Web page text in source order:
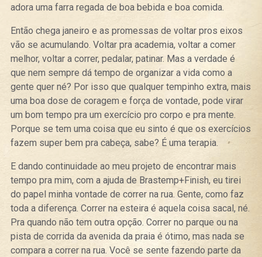
adora uma farra regada de boa bebida e boa comida.
Então chega janeiro e as promessas de voltar pros eixos
vão se acumulando. Voltar pra academia, voltar a comer
melhor, voltar a correr, pedalar, patinar. Mas a verdade é
que nem sempre dá tempo de organizar a vida como a
gente quer né? Por isso que qualquer tempinho extra, mais
uma boa dose de coragem e força de vontade, pode virar
um bom tempo pra um exercício pro corpo e pra mente.
Porque se tem uma coisa que eu sinto é que os exercícios
fazem super bem pra cabeça, sabe? É uma terapia.
E dando continuidade ao meu projeto de encontrar mais
tempo pra mim, com a ajuda de Brastemp+Finish, eu tirei
do papel minha vontade de correr na rua. Gente, como faz
toda a diferença. Correr na esteira é aquela coisa sacal, né.
Pra quando não tem outra opção. Correr no parque ou na
pista de corrida da avenida da praia é ótimo, mas nada se
compara a correr na rua. Você se sente fazendo parte da